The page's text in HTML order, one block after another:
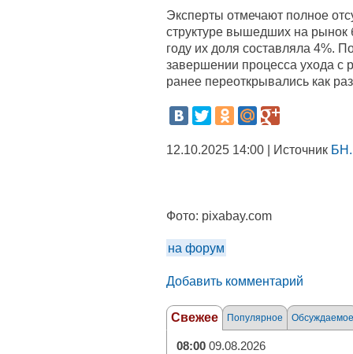
Эксперты отмечают полное
структуре вышедших на рынок
году их доля составляла 4%.
завершении процесса ухода с
ранее переоткрывались как
12.10.2025 14:00 | Источник
Фото: pixabay.com
на форум
Добавить комментарий
Свежее Популярное Обсуждаемое
08:00 09.08.2026